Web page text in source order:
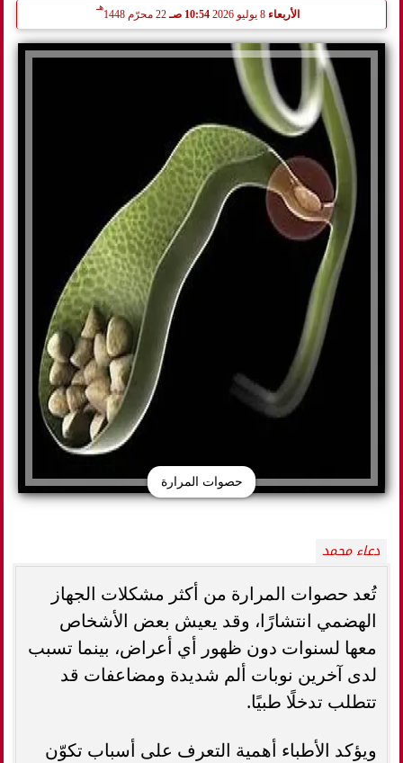
الأربعاء 10:54 صـ 22 محرّم 1448
هـ
حصوات المرارة
دعاء محمد
تُعد حصوات المرارة من أكثر مشكلات الجهاز
الهضمي انتشارًا، وقد يعيش بعض الأشخاص
معها لسنوات دون ظهور أي أعراض، بينما تسبب
لدى آخرين نوبات ألم شديدة ومضاعفات قد
تتطلب تدخلًا طبيًا.
ويؤكد الأطباء أهمية التعرف على أسباب تكوّن